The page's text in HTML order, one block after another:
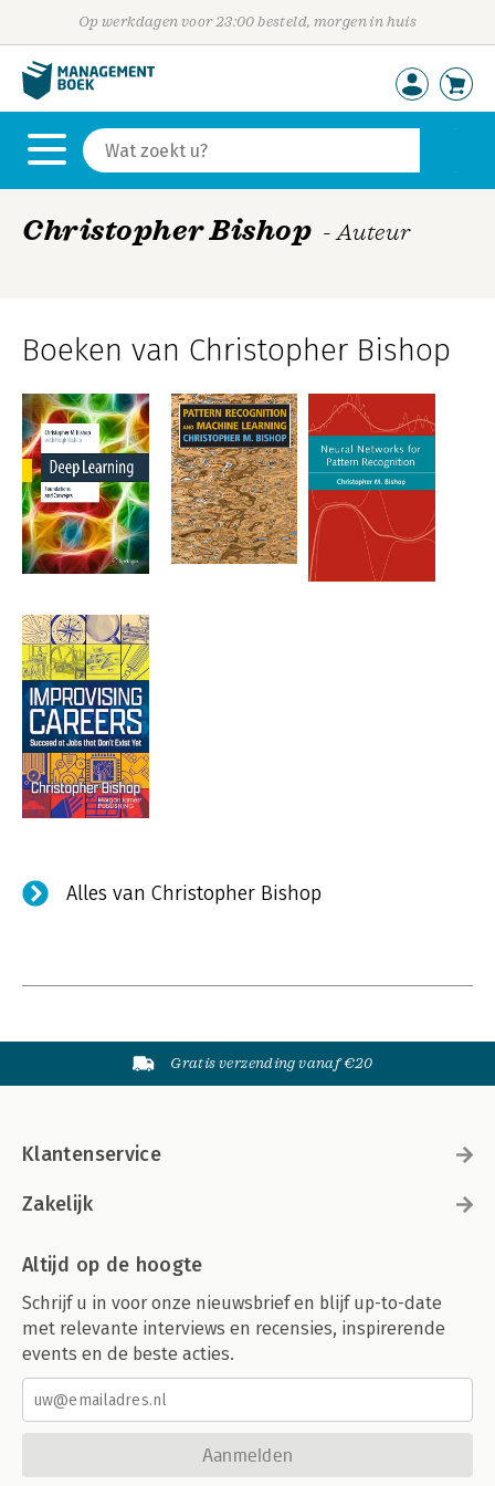
Op werkdagen voor 23:00 besteld, morgen in huis
Christopher Bishop - Auteur
Boeken van Christopher Bishop
Alles van Christopher Bishop
Gratis verzending vanaf €20
Klantenservice
Zakelijk
Altijd op de hoogte
Schrijf u in voor onze nieuwsbrief en blijf up-to-date
met relevante interviews en recensies, inspirerende
events en de beste acties.
Aanmelden